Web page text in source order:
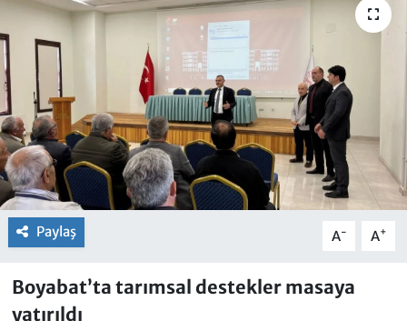
Paylaş A- A+
Boyabat’ta tarımsal destekler masaya
yatırıldı
Haber Arşivi